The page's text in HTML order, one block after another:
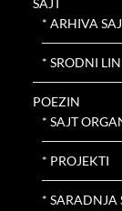
SAJT
* ARHIVA
* SRODNI
POEZIN
* SAJT
* PROJEKTI
*